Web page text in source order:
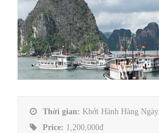
Thời gian: Khởi Hành Hàng Ngày
Price: 1,200,000đ